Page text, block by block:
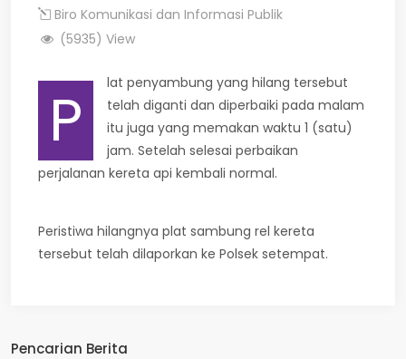
Biro Komunikasi dan Informasi Publik
(5935) View
P
lat penyambung yang hilang tersebut
telah diganti dan diperbaiki pada malam
itu juga yang memakan waktu 1 (satu)
jam. Setelah selesai perbaikan
perjalanan kereta api kembali normal.
Peristiwa hilangnya plat sambung rel kereta
tersebut telah dilaporkan ke Polsek setempat.
Pencarian Berita